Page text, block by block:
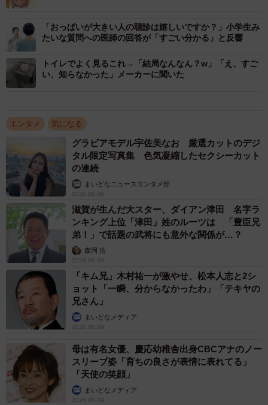
「おっぱいが大きい人の聴診は嬉しいですか？」小学生み
たいな質問への医師の回答が「すごい分かる」と反響
トイレでよく見るこれ→「結局なんなん？w」「え、すご
い、知らなかった」メーカーに聞いた
エンタメ 気になる
グラビアモデル宇佐美なお 厳選カットのデジ
タル限定写真集 色気凝縮したセクシーカット
の連続
まいどなニュースエンタメ部
2026.08.09
滋賀が生んだ大スター、ダイアン津田 名字ラ
ンキング上位「津田」姓のルーツは 「豊臣兄
弟！」で話題の武将にも意外な関係が…？
森岡 浩
2026.08.09
「キム兄」木村祐一が激やせ、松本人志と2シ
ョット「一瞬、分からなかったわ」「テキヤの
兄さん」
まいどなメディア
2026.08.09
母は有名女優、慶応幼稚舎出身CBCアナのノー
スリーブ姿「育ちの良さが表情に表れてる」
「天使の笑顔」
まいどなメディア
2026.08.09